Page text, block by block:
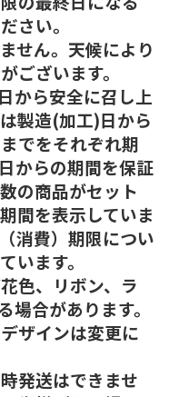
さい。
せん。天候により
ございます。
から安全に召し上
製造(加工)日から
でをそれぞれ期
からの期間を保証
の商品がセット
間を表示していま
消費）期限につい
います。
色、リボン、ラ
合があります。
ザインは変更に
発送はできませ